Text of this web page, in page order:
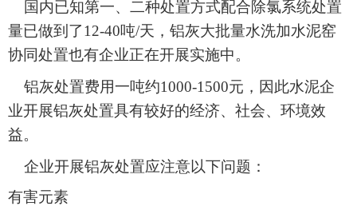
国内已知第一、二种处置方式配合除氯系统处置
量已做到了12-40吨/天，铝灰大批量水洗加水泥窑
协同处置也有企业正在开展实施中。
铝灰处置费用一吨约1000-1500元，因此水泥企
业开展铝灰处置具有较好的经济、社会、环境效
益。
企业开展铝灰处置应注意以下问题：
有害元素